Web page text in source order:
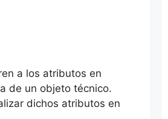
a los atributos en
de un objeto técnico.
dichos atributos en